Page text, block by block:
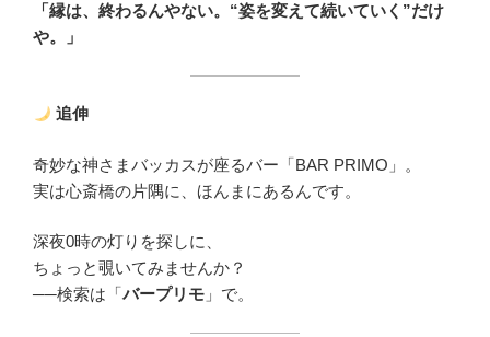
「縁は、終わるんやない。“姿を変えて続いていく”だけ
や。」
追伸
奇妙な神さまバッカスが座るバー「BAR PRIMO」。
実は心斎橋の片隅に、ほんまにあるんです。
深夜0時の灯りを探しに、
ちょっと覗いてみませんか？
──検索は「バープリモ 」で。